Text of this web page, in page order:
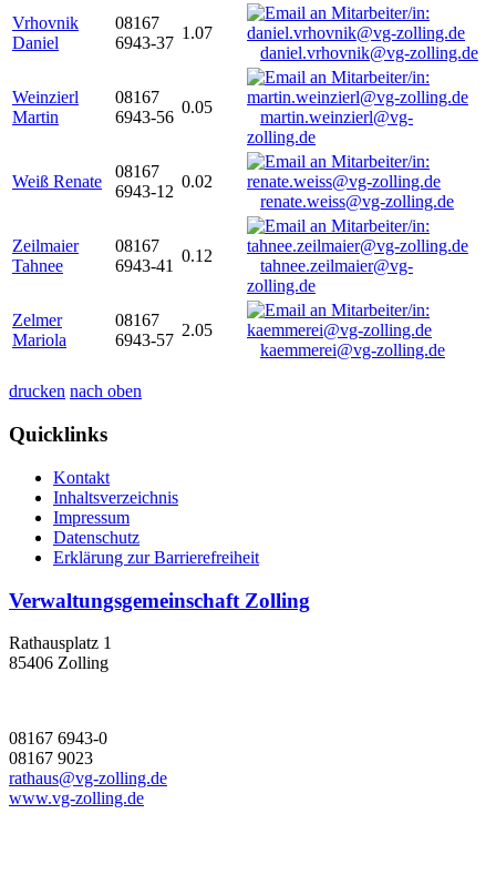
Vrhovnik
Daniel
08167
6943-37
1.07
daniel.vrhovnik@vg-zolling.de
Weinzierl
Martin
08167
6943-56
0.05
martin.weinzierl@vg-
zolling.de
Weiß Renate
08167
6943-12
0.02
renate.weiss@vg-zolling.de
Zeilmaier
Tahnee
08167
6943-41
0.12
tahnee.zeilmaier@vg-
zolling.de
Zelmer
Mariola
08167
6943-57
2.05
kaemmerei@vg-zolling.de
drucken nach oben
Quicklinks
Kontakt
Inhaltsverzeichnis
Impressum
Datenschutz
Erklärung zur Barrierefreiheit
Verwaltungsgemeinschaft Zolling
Rathausplatz 1
85406 Zolling
08167 6943-0
08167 9023
rathaus@vg-zolling.de
www.vg-zolling.de